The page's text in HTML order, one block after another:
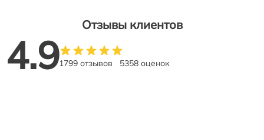
Отзывы клиентов
4.91799 отзывов 5358 оценок